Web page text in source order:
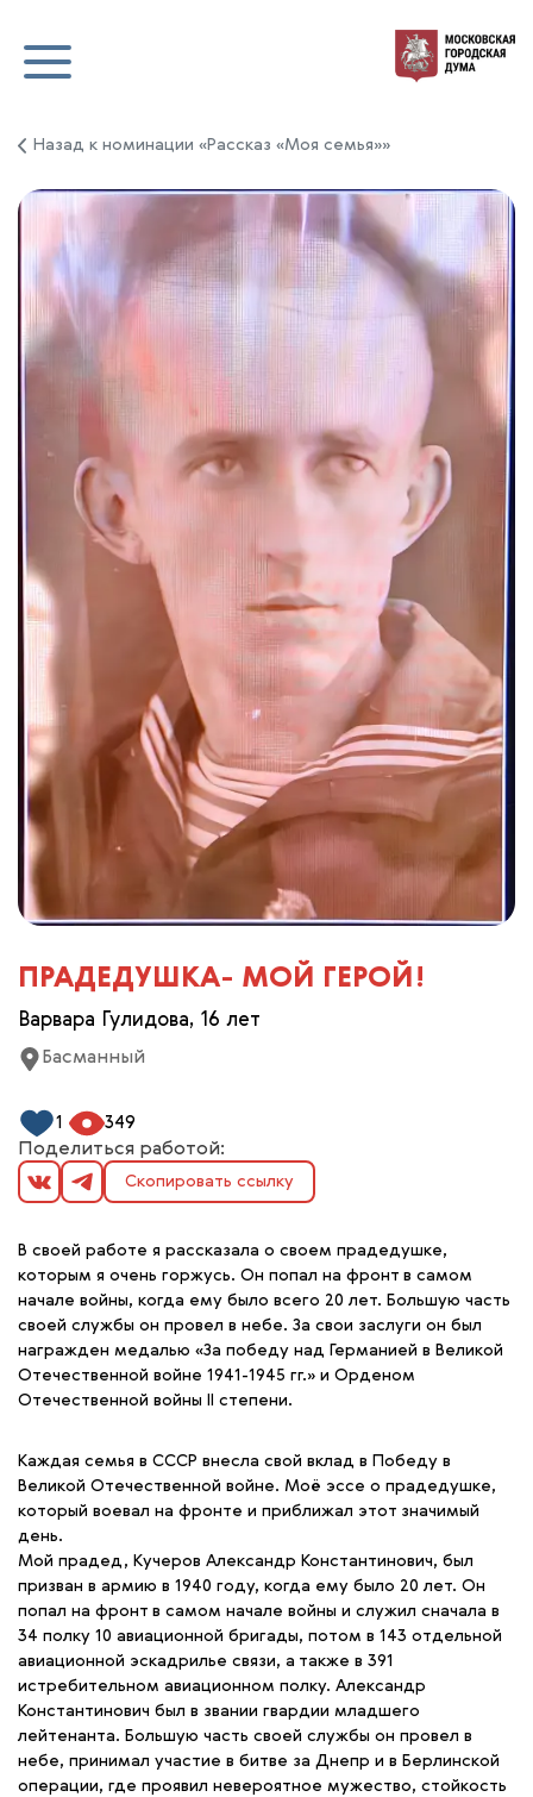
Назад к номинации «Рассказ «Моя семья»»
ПРАДЕДУШКА- МОЙ ГЕРОЙ!
Варвара Гулидова, 16 лет
Басманный
1 349
Поделиться работой:
Скопировать ссылку
В своей работе я рассказала о своем прадедушке,
которым я очень горжусь. Он попал на фронт в самом
начале войны, когда ему было всего 20 лет. Большую часть
своей службы он провел в небе. За свои заслуги он был
награжден медалью «За победу над Германией в Великой
Отечественной войне 1941-1945 гг.» и Орденом
Отечественной войны ll степени.
Каждая семья в СССР внесла свой вклад в Победу в
Великой Отечественной войне. Моё эссе о прадедушке,
который воевал на фронте и приближал этот значимый
день.
Мой прадед, Кучеров Александр Константинович, был
призван в армию в 1940 году, когда ему было 20 лет. Он
попал на фронт в самом начале войны и служил сначала в
34 полку 10 авиационной бригады, потом в 143 отдельной
авиационной эскадрилье связи, а также в 391
истребительном авиационном полку. Александр
Константинович был в звании гвардии младшего
лейтенанта. Большую часть своей службы он провел в
небе, принимал участие в битве за Днепр и в Берлинской
операции, где проявил невероятное мужество, стойкость